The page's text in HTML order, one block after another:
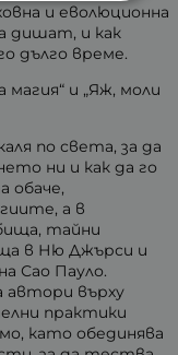
и еволюционна
дишат, и как
дълго време.
и „Яж, моли
по света, за да
ни и как да го
обаче,
а в
тайни
в Ню Джърси и
Сао Пауло.
автори върху
практики
като обединява